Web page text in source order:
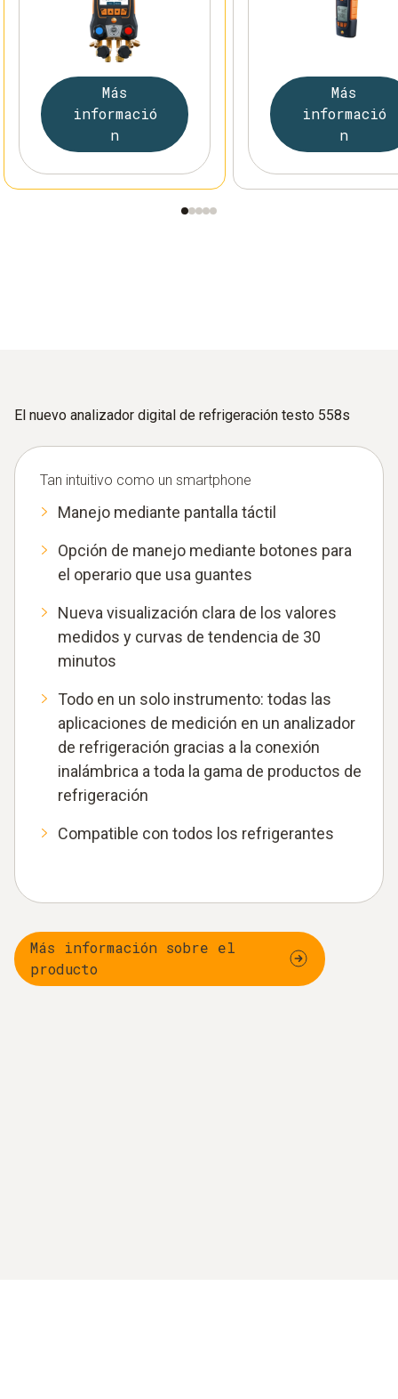
Más
informació
n
Más
informació
n
El nuevo analizador digital de refrigeración testo 558s
Tan intuitivo como un smartphone
Manejo mediante pantalla táctil
Opción de manejo mediante botones para
el operario que usa guantes
Nueva visualización clara de los valores
medidos y curvas de tendencia de 30
minutos
Todo en un solo instrumento: todas las
aplicaciones de medición en un analizador
de refrigeración gracias a la conexión
inalámbrica a toda la gama de productos de
refrigeración
Compatible con todos los refrigerantes
Más información sobre el
producto